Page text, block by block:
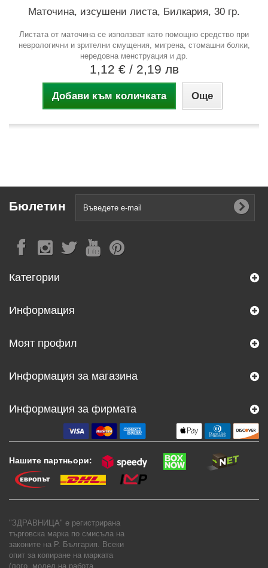
Маточина, изсушени листа, Билкария, 30 гр.
Листата от маточина се използват като помощно средство при
неврологични и зрителни смущения, мигрена, стомашни болки,
нередовна менструация и др.
1,12 € / 2,19 лв
Добави към количката Още
Бюлетин
Категории
Информация
Моят профил
Информация за магазина
Информация за фирмата
Нашите партньори:
"ЗДРАВНИЦА" е регистрирана
търговска марка по смисъла на
законите на Р. България. Всеки
опит за копиране на марката
(лого, модел на работа,